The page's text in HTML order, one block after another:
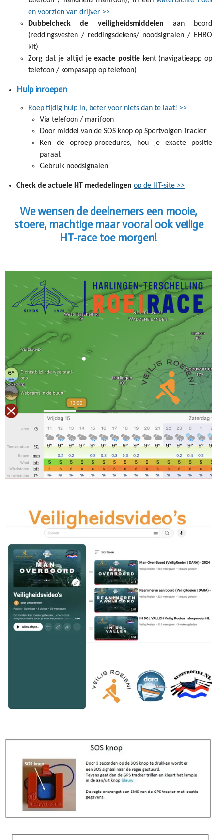
en voorzien van drijver >>
Dubbelcheck de veiligheidsmiddelen aan boord
(reddingsvesten / reddingsdekens/ noodsignalen / EHBO
kit)
Zorg dat je altijd jeexacte positie kent (navigatieapp op
telefoon / kompasapp op telefoon)
Hulp inroepen
Roep tijdig hulp in, beter voor niets dan te laat! >>
Via telefoon / marifoon
Door middel van de SOS knop op Sportvolgen Tracker
Ken de oproep-procedures, hou je exacte positie
paraat
Gebruik noodsignalen
Check de actuele HT mededelingen op de HT-site >>
We wensen de deelnemers een mooie,
stoere, machtige maar vooral ook veilige
HT-race toe morgen!